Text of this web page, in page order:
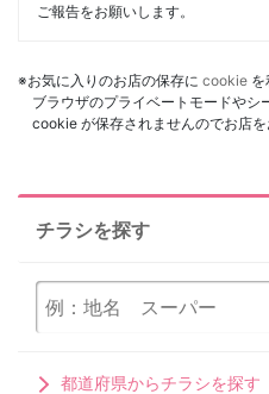
ご報告をお願いします。
※お気に入りのお店の保存に cookie を
ブラウザのプライベートモードやシ
cookie が保存されませんのでお店を
チラシを探す
都道府県からチラシを探す